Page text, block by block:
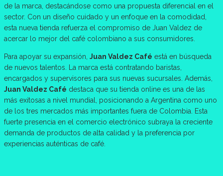
de la marca, destacándose como una propuesta diferencial en el
sector. Con un diseño cuidado y un enfoque en la comodidad,
esta nueva tienda refuerza el compromiso de Juan Valdez de
acercar lo mejor del café colombiano a sus consumidores.
Para apoyar su expansión, Juan Valdez Café está en búsqueda
de nuevos talentos. La marca está contratando baristas,
encargados y supervisores para sus nuevas sucursales. Además,
Juan Valdez Café destaca que su tienda online es una de las
más exitosas a nivel mundial, posicionando a Argentina como uno
de los tres mercados más importantes fuera de Colombia. Esta
fuerte presencia en el comercio electrónico subraya la creciente
demanda de productos de alta calidad y la preferencia por
experiencias auténticas de café.